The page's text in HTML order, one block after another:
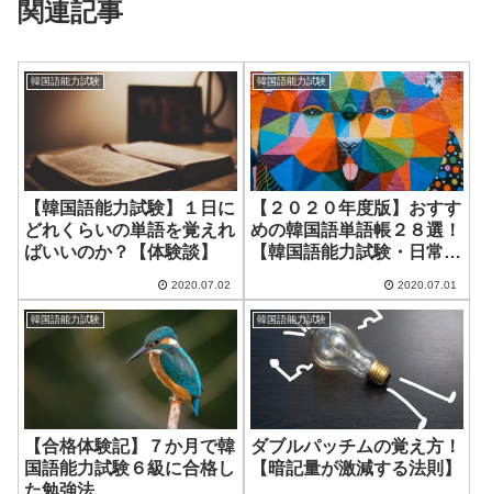
関連記事
韓国語能力試験
【韓国語能力試験】１日に
どれくらいの単語を覚えれ
ばいいのか？【体験談】
2020.07.02
韓国語能力試験
【２０２０年度版】おすす
めの韓国語単語帳２８選！
【韓国語能力試験・日常会
2020.07.01
韓国語能力試験
【合格体験記】７か月で韓
国語能力試験６級に合格し
韓国語能力試験
ダブルパッチムの覚え方！
【暗記量が激減する法則】